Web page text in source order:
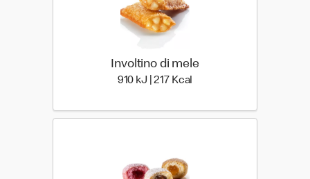
Involtino di mele
910 kJ | 217 Kcal